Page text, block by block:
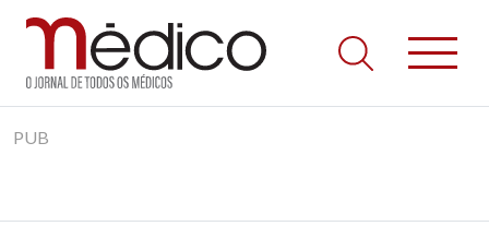
to
Jornal Médico
Médico – O Jornal de Todos os Médicos. Onde as notícias
realmente contam! Tudo o que se passa na Saúde!
PUB